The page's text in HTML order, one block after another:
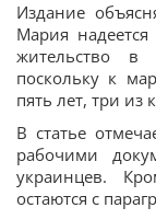
Издание
Мария
жительство в
поскольку к
пять лет, три из
В статье
рабочими
украинцев.
остаются с